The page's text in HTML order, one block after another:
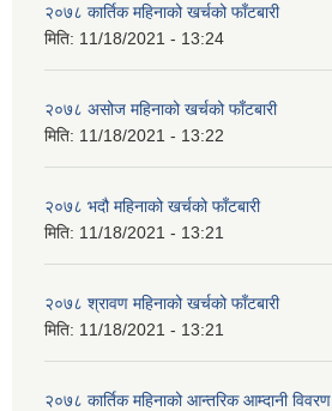
२०७८ कार्तिक महिनाको खर्चको फाँटबारी
मिति: 11/18/2021 - 13:24
२०७८ असोज महिनाको खर्चको फाँटबारी
मिति: 11/18/2021 - 13:22
२०७८ भदौ महिनाको खर्चको फाँटबारी
मिति: 11/18/2021 - 13:21
२०७८ श्रावण महिनाको खर्चको फाँटबारी
मिति: 11/18/2021 - 13:21
२०७८ कार्तिक महिनाको आन्तरिक आम्दानी विवरण